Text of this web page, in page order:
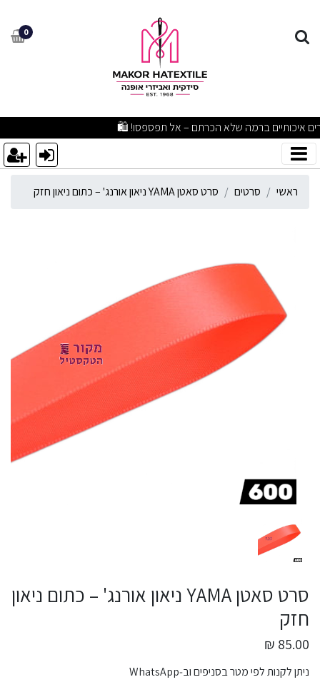
סרט סאטן YAMA ניאון אורנג' – כתום ניאון חזק 0
מבצעים מפתיעים ומוצרים איכותיים ברמה שלא הכרתם – אל תפספסו! 🛍️
ראשי סרטים סרט סאטן YAMA ניאון אורנג' – כתום ניאון חזק
סרט סאטן YAMA ניאון אורנג' – כתום ניאון
חזק
85.00 ₪
ניתן לקנות לפי מטר בסניפים וב‑WhatsApp